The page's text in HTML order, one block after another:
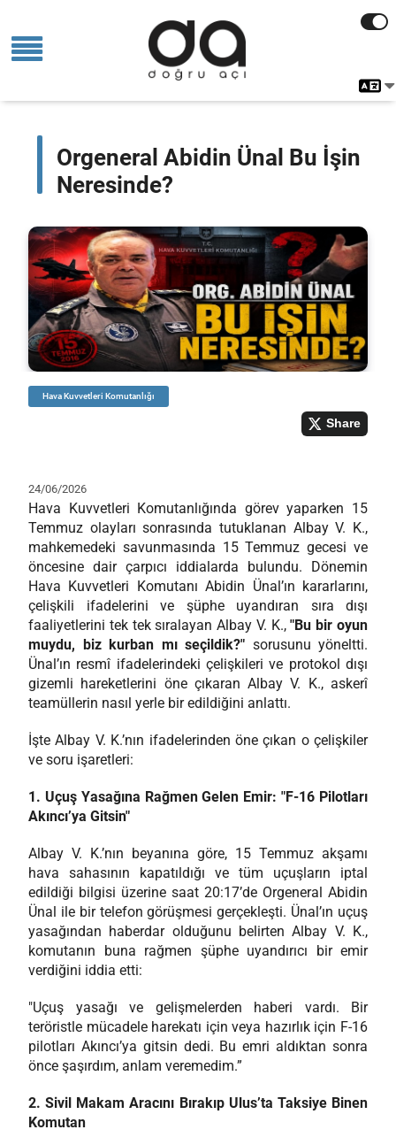
Orgeneral Abidin Ünal Bu İşin
Neresinde?
Hava Kuvvetleri Komutanlığı
Share
24/06/2026
Hava Kuvvetleri Komutanlığında görev yaparken 15
Temmuz olayları sonrasında tutuklanan Albay V. K.,
mahkemedeki savunmasında 15 Temmuz gecesi ve
öncesine dair çarpıcı iddialarda bulundu. Dönemin
Hava Kuvvetleri Komutanı Abidin Ünal’ın kararlarını,
çelişkili ifadelerini ve şüphe uyandıran sıra dışı
faaliyetlerini tek tek sıralayan Albay V. K.,"Bu bir oyun
muydu, biz kurban mı seçildik?" sorusunu yöneltti.
Ünal’ın resmî ifadelerindeki çelişkileri ve protokol dışı
gizemli hareketlerini öne çıkaran Albay V. K., askerî
teamüllerin nasıl yerle bir edildiğini anlattı.
İşte Albay V. K.’nın ifadelerinden öne çıkan o çelişkiler
ve soru işaretleri:
1. Uçuş Yasağına Rağmen Gelen Emir: "F-16 Pilotları
Akıncı’ya Gitsin"
Albay V. K.’nın beyanına göre, 15 Temmuz akşamı
hava sahasının kapatıldığı ve tüm uçuşların iptal
edildiği bilgisi üzerine saat 20:17’de Orgeneral Abidin
Ünal ile bir telefon görüşmesi gerçekleşti. Ünal’ın uçuş
yasağından haberdar olduğunu belirten Albay V. K.,
komutanın buna rağmen şüphe uyandırıcı bir emir
verdiğini iddia etti:
"Uçuş yasağı ve gelişmelerden haberi vardı. Bir
teröristle mücadele harekatı için veya hazırlık için F-16
pilotları Akıncı’ya gitsin dedi. Bu emri aldıktan sonra
önce şaşırdım, anlam veremedim.”
2. Sivil Makam Aracını Bırakıp Ulus’ta Taksiye Binen
Komutan